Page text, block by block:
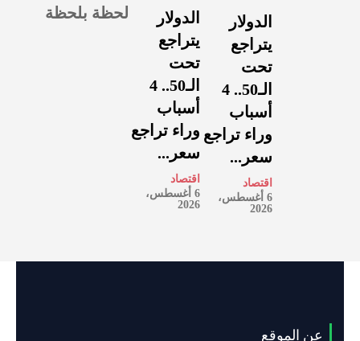
الدولار
يتراجع
تحت
الـ50.. 4
أسباب
وراء تراجع
سعر...
اقتصاد
6 أغسطس،
2026
الدولار
يتراجع
تحت
الـ50.. 4
أسباب
وراء تراجع
سعر...
اقتصاد
6 أغسطس،
2026
لحظة بلحظة
عن الموقع